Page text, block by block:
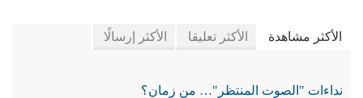
الأكثر مشاهدة الأكثر تعليقا الأكثر إرسالًا
نداءات "الصوت المنتظر"… من زمان؟